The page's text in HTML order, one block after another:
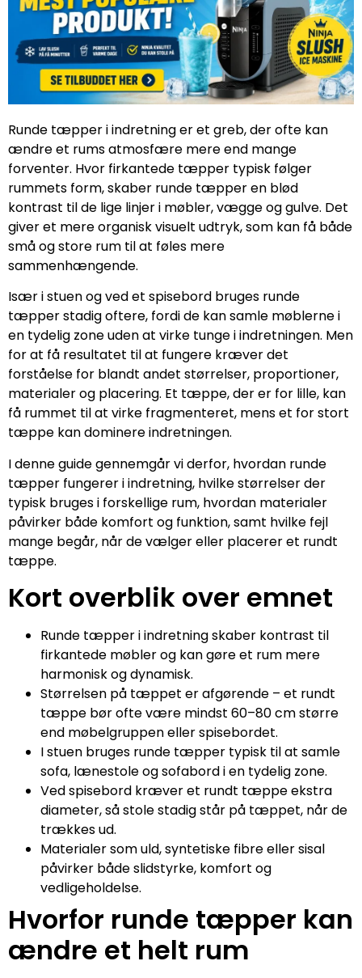
Runde tæpper i indretning er et greb, der ofte kan
ændre et rums atmosfære mere end mange
forventer. Hvor firkantede tæpper typisk følger
rummets form, skaber runde tæpper en blød
kontrast til de lige linjer i møbler, vægge og gulve. Det
giver et mere organisk visuelt udtryk, som kan få både
små og store rum til at føles mere
sammenhængende.
Især i stuen og ved et spisebord bruges runde
tæpper stadig oftere, fordi de kan samle møblerne i
en tydelig zone uden at virke tunge i indretningen. Men
for at få resultatet til at fungere kræver det
forståelse for blandt andet størrelser, proportioner,
materialer og placering. Et tæppe, der er for lille, kan
få rummet til at virke fragmenteret, mens et for stort
tæppe kan dominere indretningen.
I denne guide gennemgår vi derfor, hvordan runde
tæpper fungerer i indretning, hvilke størrelser der
typisk bruges i forskellige rum, hvordan materialer
påvirker både komfort og funktion, samt hvilke fejl
mange begår, når de vælger eller placerer et rundt
tæppe.
Kort overblik over emnet
Runde tæpper i indretning skaber kontrast til
firkantede møbler og kan gøre et rum mere
harmonisk og dynamisk.
Størrelsen på tæppet er afgørende – et rundt
tæppe bør ofte være mindst 60–80 cm større
end møbelgruppen eller spisebordet.
I stuen bruges runde tæpper typisk til at samle
sofa, lænestole og sofabord i en tydelig zone.
Ved spisebord kræver et rundt tæppe ekstra
diameter, så stole stadig står på tæppet, når de
trækkes ud.
Materialer som uld, syntetiske fibre eller sisal
påvirker både slidstyrke, komfort og
vedligeholdelse.
Hvorfor runde tæpper kan
ændre et helt rum